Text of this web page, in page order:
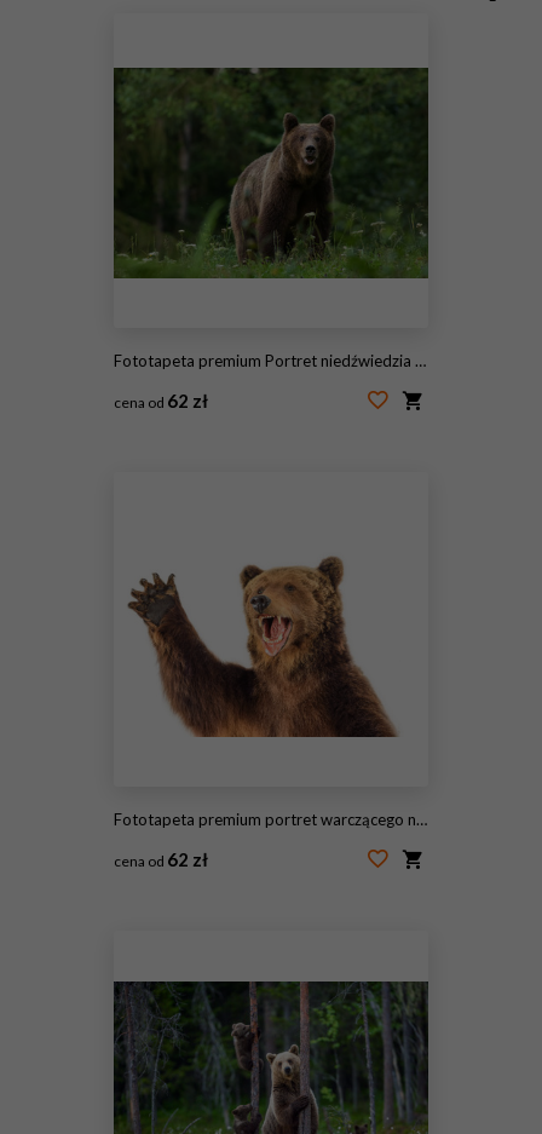
Fototapeta premium Portret niedźwiedzia brunatnego dużych Karpat w lesie Europa Rumunia
cena od 62 zł
Fototapeta premium portret warczącego niedźwiedzia
cena od 62 zł